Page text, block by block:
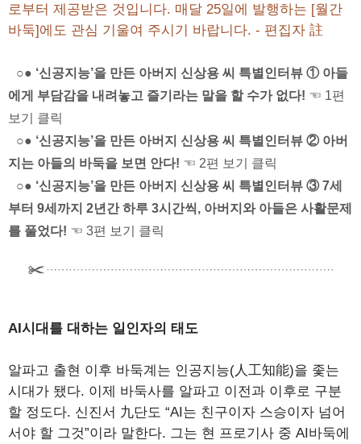
로부터 제공받은 것입니다. 매달 25일에 발행하는 [월간
바둑]에도 관심 기울여 주시기 바랍니다. - 편집자 註
○● ‘신공지능’을 만든 아버지 신상용 씨 특별인터뷰 ① 아들
에게 부담감을 내려놓고 즐기라는 말을 할 수가 없다! ☜ 1편
보기 클릭
○● ‘신공지능’을 만든 아버지 신상용 씨 특별인터뷰 ② 아버
지는 아들의 바둑을 보면 안다! ☜ 2편 보기 클릭
○● ‘신공지능’을 만든 아버지 신상용 씨 특별인터뷰 ③ 7세
부터 9세까지 2년간 하루 3시간씩, 아버지와 아들은 사활문제
를 풀었다! ☜ 3편 보기 클릭
AI시대를 대하는 일인자의 태도
알파고 출현 이후 바둑계는 인공지능(人工知能)을 좇는
시대가 됐다. 이제 바둑사를 알파고 이전과 이후로 구분
할 정도다. 신진서 九단도 “AI는 친구이자 스승이자 넘어
서야 할 그것”이라 말한다. 그는 현 프로기사 중 AI바둑에